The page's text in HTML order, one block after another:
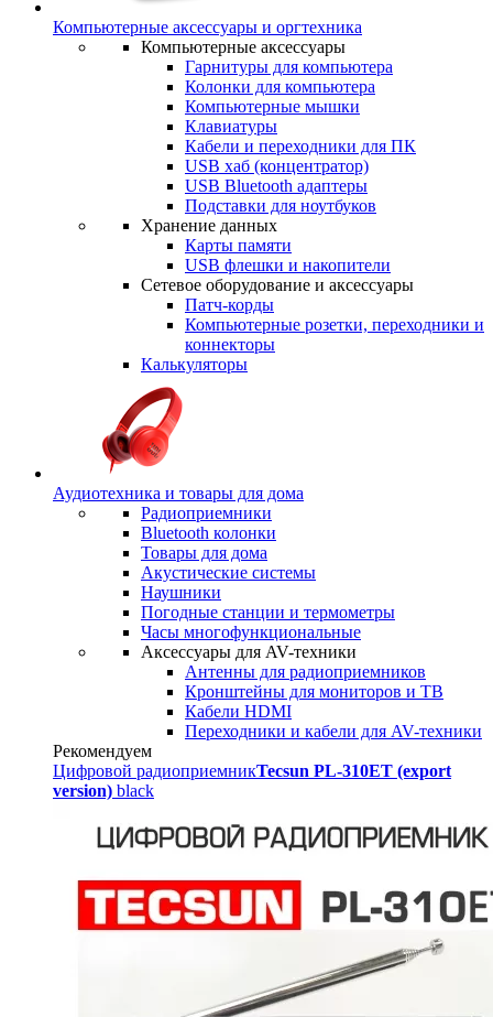
Компьютерные аксессуары и оргтехника
Компьютерные аксессуары
Гарнитуры для компьютера
Колонки для компьютера
Компьютерные мышки
Клавиатуры
Кабели и переходники для ПК
USB хаб (концентратор)
USB Bluetooth адаптеры
Подставки для ноутбуков
Хранение данных
Карты памяти
USB флешки и накопители
Сетевое оборудование и аксессуары
Патч-корды
Компьютерные розетки, переходники и
коннекторы
Калькуляторы
Аудиотехника и товары для дома
Радиоприемники
Bluetooth колонки
Товары для дома
Акустические системы
Наушники
Погодные станции и термометры
Часы многофункциональные
Аксессуары для AV-техники
Антенны для радиоприемников
Кронштейны для мониторов и ТВ
Кабели HDMI
Переходники и кабели для AV-техники
Рекомендуем
Цифровой радиоприемникTecsun PL-310ET (export
version) black